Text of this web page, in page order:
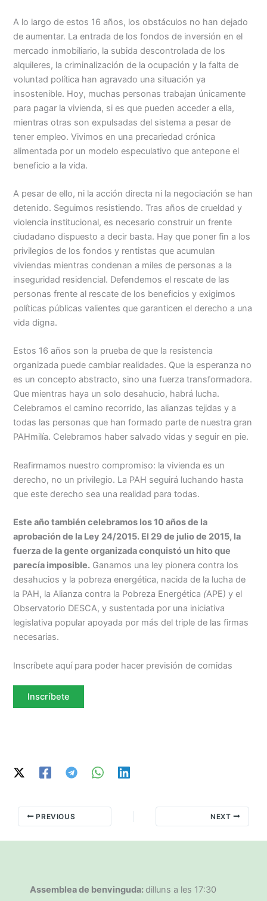
A lo largo de estos 16 años, los obstáculos no han dejado
de aumentar. La entrada de los fondos de inversión en el
mercado inmobiliario, la subida descontrolada de los
alquileres, la criminalización de la ocupación y la falta de
voluntad política han agravado una situación ya
insostenible. Hoy, muchas personas trabajan únicamente
para pagar la vivienda, si es que pueden acceder a ella,
mientras otras son expulsadas del sistema a pesar de
tener empleo. Vivimos en una precariedad crónica
alimentada por un modelo especulativo que antepone el
beneficio a la vida.
A pesar de ello, ni la acción directa ni la negociación se han
detenido. Seguimos resistiendo. Tras años de crueldad y
violencia institucional, es necesario construir un frente
ciudadano dispuesto a decir basta. Hay que poner fin a los
privilegios de los fondos y rentistas que acumulan
viviendas mientras condenan a miles de personas a la
inseguridad residencial. Defendemos el rescate de las
personas frente al rescate de los beneficios y exigimos
políticas públicas valientes que garanticen el derecho a una
vida digna.
Estos 16 años son la prueba de que la resistencia
organizada puede cambiar realidades. Que la esperanza no
es un concepto abstracto, sino una fuerza transformadora.
Que mientras haya un solo desahucio, habrá lucha.
Celebramos el camino recorrido, las alianzas tejidas y a
todas las personas que han formado parte de nuestra gran
PAHmilía. Celebramos haber salvado vidas y seguir en pie.
Reafirmamos nuestro compromiso: la vivienda es un
derecho, no un privilegio. La PAH seguirá luchando hasta
que este derecho sea una realidad para todas.
Este año también celebramos los 10 años de la
aprobación de la Ley 24/2015. El 29 de julio de 2015, la
fuerza de la gente organizada conquistó un hito que
parecía imposible. Ganamos una ley pionera contra los
desahucios y la pobreza energética, nacida de la lucha de
la PAH, la Alianza contra la Pobreza Energética (APE) y el
Observatorio DESCA, y sustentada por una iniciativa
legislativa popular apoyada por más del triple de las firmas
necesarias.
Inscríbete aquí para poder hacer previsión de comidas
Inscríbete
PREVIOUS NEXT
Assemblea de benvinguda: dilluns a les 17:30